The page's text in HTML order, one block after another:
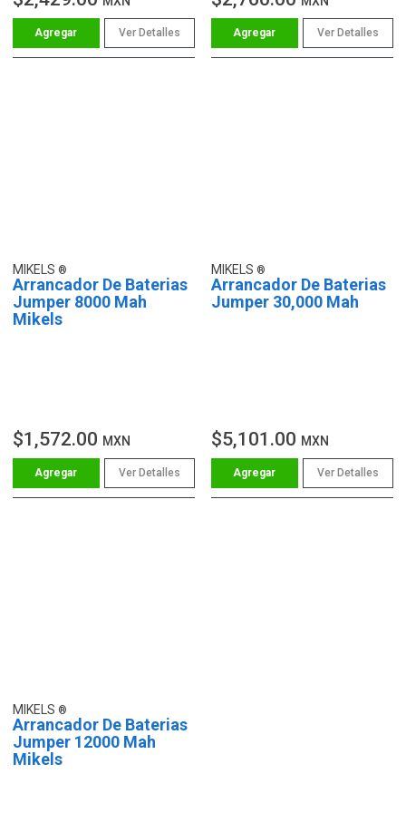
Ver Detalles Ver Detalles
MIKELS
Arrancador De Baterias
Jumper 8000 Mah
Mikels
$1,572.00 MXN
Ver Detalles
MIKELS
Arrancador De Baterias
Jumper 30,000 Mah
$5,101.00 MXN
Ver Detalles
MIKELS
Arrancador De Baterias
Jumper 12000 Mah
Mikels